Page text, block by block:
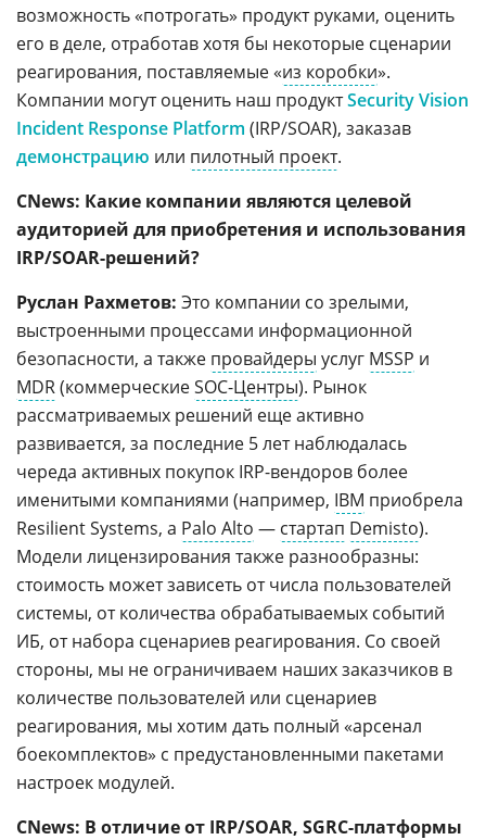
возможность «потрогать» продукт руками, оценить
его в деле, отработав хотя бы некоторые сценарии
реагирования, поставляемые «из коробки».
Компании могут оценить наш продуктSecurity Vision
Incident Response Platform (IRP/SOAR), заказав
демонстрацию или пилотный проект.
CNews: Какие компании являются целевой
аудиторией для приобретения и использования
IRP/SOAR-решений?
Руслан Рахметов: Это компании со зрелыми,
выстроенными процессами информационной
безопасности, а также провайдеры услуг MSSP и
MDR(коммерческиеSOC-Центры). Рынок
рассматриваемых решений еще активно
развивается, за последние 5 лет наблюдалась
череда активных покупок IRP-вендоров более
именитыми компаниями (например, IBM приобрела
Resilient Systems, а Palo Alto — стартап Demisto).
Модели лицензирования также разнообразны:
стоимость может зависеть от числа пользователей
системы, от количества обрабатываемых событий
ИБ, от набора сценариев реагирования. Со своей
стороны, мы не ограничиваем наших заказчиков в
количестве пользователей или сценариев
реагирования, мы хотим дать полный «арсенал
боекомплектов» с предустановленными пакетами
настроек модулей.
CNews: В отличие от IRP/SOAR, SGRC-платформы